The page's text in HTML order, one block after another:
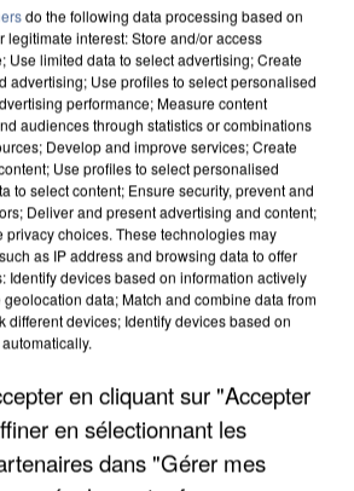
DE LA DZ MAFIA
do the following data processing based on
legitimate interest: Store and/or access
Use limited data to select advertising; Create
advertising; Use profiles to select personalised
performance; Measure content
audiences through statistics or combinations
Develop and improve services; Create
Use profiles to select personalised
to select content; Ensure security, prevent and
Deliver and present advertising and content;
privacy choices. These technologies may
as IP address and browsing data to offer
Identify devices based on information actively
data; Match and combine data from
different devices; Identify devices based on
en cliquant sur "Accepter
en sélectionnant les
dans "Gérer mes